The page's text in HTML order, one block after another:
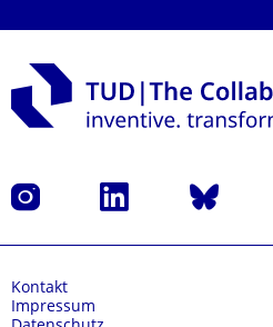
Instagram LinkedIn Bluesky
Kontakt
Impressum